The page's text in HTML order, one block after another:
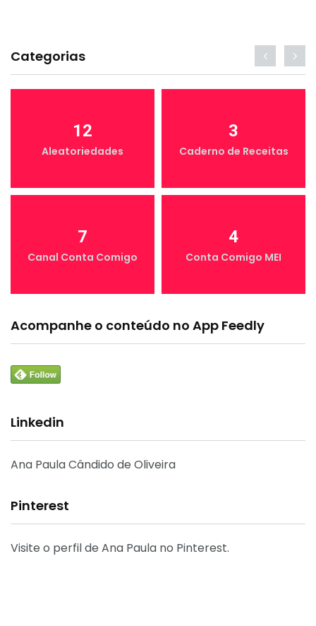
Categorias
12
Aleatoriedades
3
Caderno de Receitas
7
Canal Conta Comigo
4
Conta Comigo MEI
Acompanhe o conteúdo no App Feedly
Linkedin
Ana Paula Cândido de Oliveira
Pinterest
Visite o perfil de Ana Paula no Pinterest.